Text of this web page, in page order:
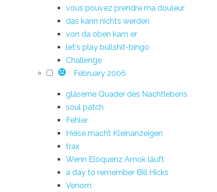
vous pouvez prendre ma douleur
das kann nichts werden
von da oben kam er
let's play bullshit-bingo
Challenge
12 February 2006
gläserne Quader des Nachtlebens
soul patch
Fehler
Heise macht Kleinanzeigen
trax
Wenn Eloquenz Amok läuft
a day to remember Bill Hicks
Venom